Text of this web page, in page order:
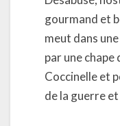
gourmand et
meut dans
par une chape
Coccinelle et
de la guerre